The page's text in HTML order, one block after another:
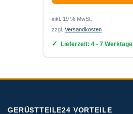
inkl. 19 % MwSt.
zzgl. Versandkosten
Lieferzeit: 4 - 7 Werktage
GERÜSTTEILE24 VORTEILE